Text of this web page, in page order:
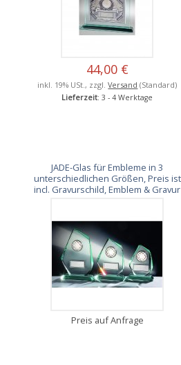
44,00 €
inkl. 19% USt., zzgl.Versand (Standard)
Lieferzeit: 3 - 4 Werktage
JADE-Glas für Embleme in 3
unterschiedlichen Größen, Preis ist
incl. Gravurschild, Emblem & Gravur
Preis auf Anfrage